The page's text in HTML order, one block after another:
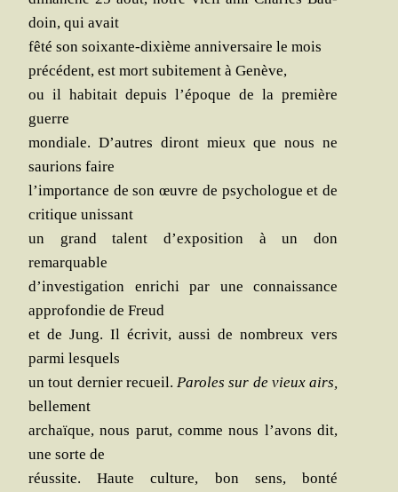
doin, qui avait
fêté son soixante-dixième anni­ver­saire le mois
pré­cé­dent, est mort subi­te­ment à Genève,
ou il habi­tait depuis l’époque de la pre­mière
guerre
mon­diale. D’autres diront mieux que nous ne
sau­rions faire
l’importance de son œuvre de psy­cho­logue et de
cri­tique unissant
un grand talent d’exposition à un don
remarquable
d’investigation enri­chi par une connais­sance
appro­fon­die de Freud
et de Jung. Il écri­vit, aus­si de nom­breux vers
par­mi lesquels
un tout der­nier recueil. Paroles sur de vieux airs,
bel­le­ment
archaïque, nous parut, comme nous l’avons dit,
une sorte de
réus­site. Haute culture, bon sens, bon­té